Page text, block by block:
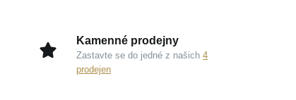
Kamenné prodejny
Zastavte se do jedné z našich 4
prodejen